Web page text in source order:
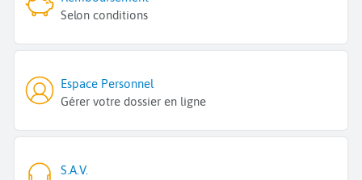
Selon conditions
Espace Personnel
Gérer votre dossier en ligne
S.A.V.